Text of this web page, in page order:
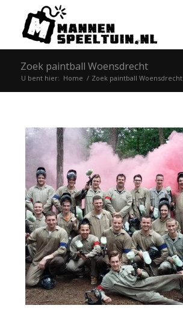
Zoek paintball Woensdrecht
U bent hier: Home / Zoek paintball Woensdrecht